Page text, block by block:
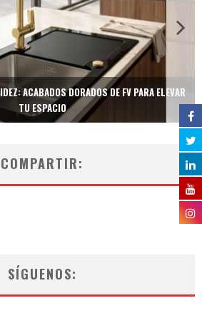
ACABADOS DORADOS DE FV PARA ELEVAR
TU ESPACIO
COMPARTIR:
SÍGUENOS: